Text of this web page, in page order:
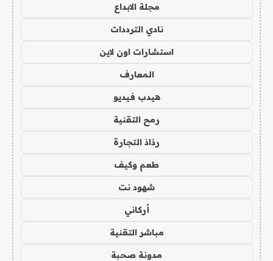
مجلة الابداع
نادي الترددات
استشارات اون لاين
المعارف
هيدب فيديو
رمح التقنية
رذاذ التجارة
طعم وكيف
شهود نت
أركاني
مباشر التقنية
مدونة صحبة